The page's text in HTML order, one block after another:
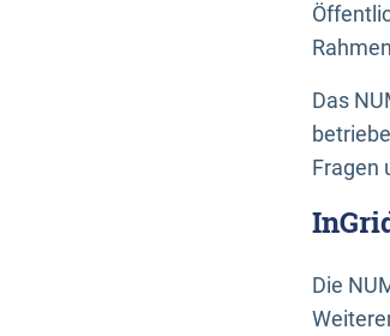
Das
Fragen
Die